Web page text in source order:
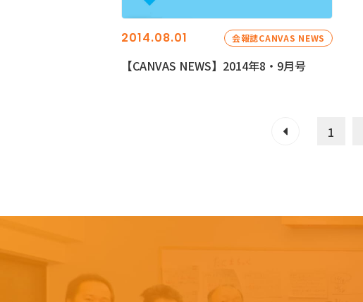
2014.08.01 会報誌CANVAS NEWS
【CANVAS NEWS】2014年8・9月号
1